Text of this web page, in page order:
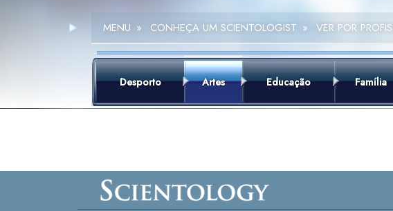
MENU » CONHEÇA UM SCIENTOLOGIST » VER POR
Desporto Artes Educação Família